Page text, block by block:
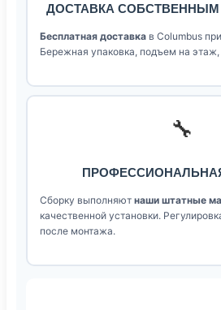
ДОСТАВКА
Бесплатная доставка в Columbus
Бережная упаковка, подъем на этаж,
🔧
Сборку выполняют наши штатные
качественной установки.
после монтажа.